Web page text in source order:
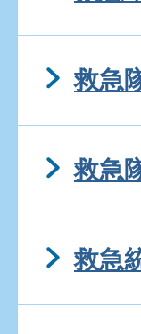
救急
救急
救急